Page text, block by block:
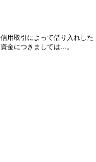
信用取引によって借り入れした
資金につきましては…。